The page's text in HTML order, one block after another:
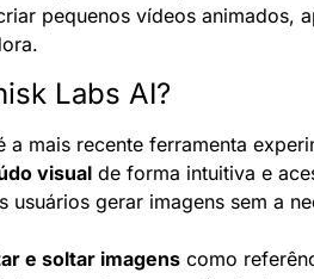
pequenos vídeos animados,
Labs AI?
visual de forma intuitiva e
usuários gerar imagens sem a
e soltar imagens como